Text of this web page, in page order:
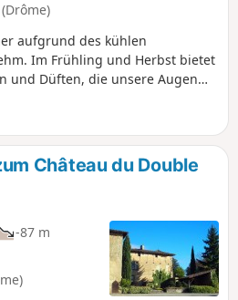
aufgrund des kühlen
Im Frühling und Herbst bietet
und Düften, die unsere Augen
genießen. AN ALLE WANDERER
ABSOLVIEREN Sie können
auf der Strecke angeben.
Château du Double
-87 m